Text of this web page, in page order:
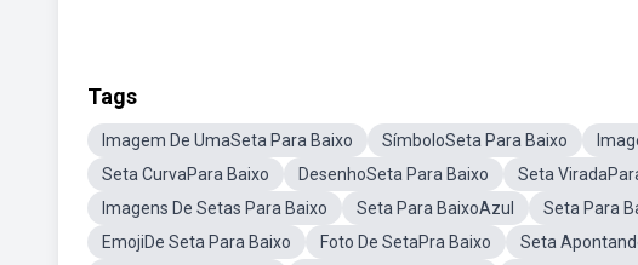
Tags
Imagem De UmaSeta Para Baixo SímboloSeta Para Baixo
Seta CurvaPara Baixo
DesenhoSeta Para Baixo Seta
Imagens De Setas Para Baixo
Seta Para BaixoAzul Seta Para
EmojiDe Seta Para Baixo
Foto De SetaPra Baixo Seta